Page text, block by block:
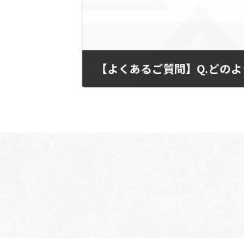
【よくあるご質問】Q.どの